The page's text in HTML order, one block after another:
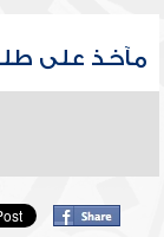
مآخذ على